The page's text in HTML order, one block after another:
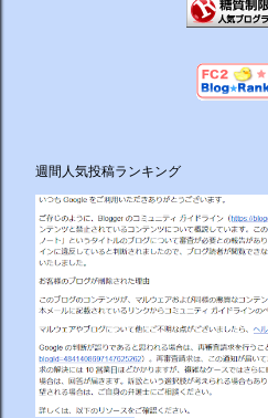
週間人気投稿ランキング